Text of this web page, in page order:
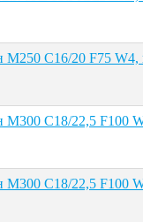
М250 С16/20 F75 W4,
М300 С18/22,5 F100
М300 С18/22,5 F100